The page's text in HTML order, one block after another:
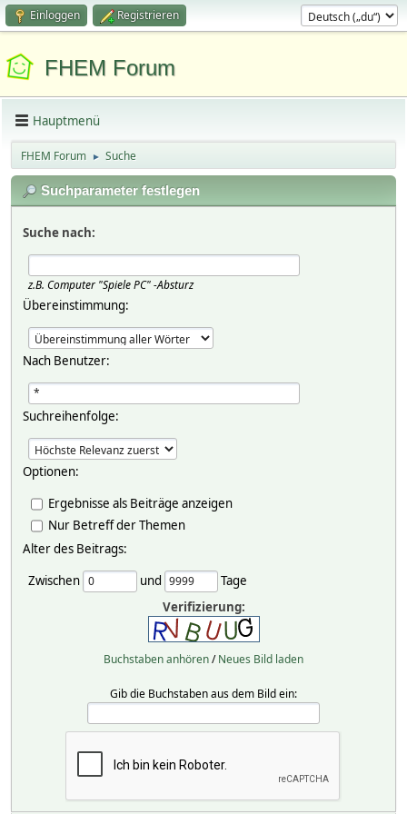
Einloggen Registrieren
FHEM Forum
Hauptmenü
FHEM Forum ► Suche
Suchparameter festlegen
Suche nach:
z.B. Computer "Spiele PC" -Absturz
Übereinstimmung:
Nach Benutzer:
Suchreihenfolge:
Optionen:
Ergebnisse als Beiträge anzeigen
Nur Betreff der Themen
Alter des Beitrags:
Zwischen
und
Tage
Verifizierung:
Buchstaben anhören/Neues Bild laden
Gib die Buchstaben aus dem Bild ein: